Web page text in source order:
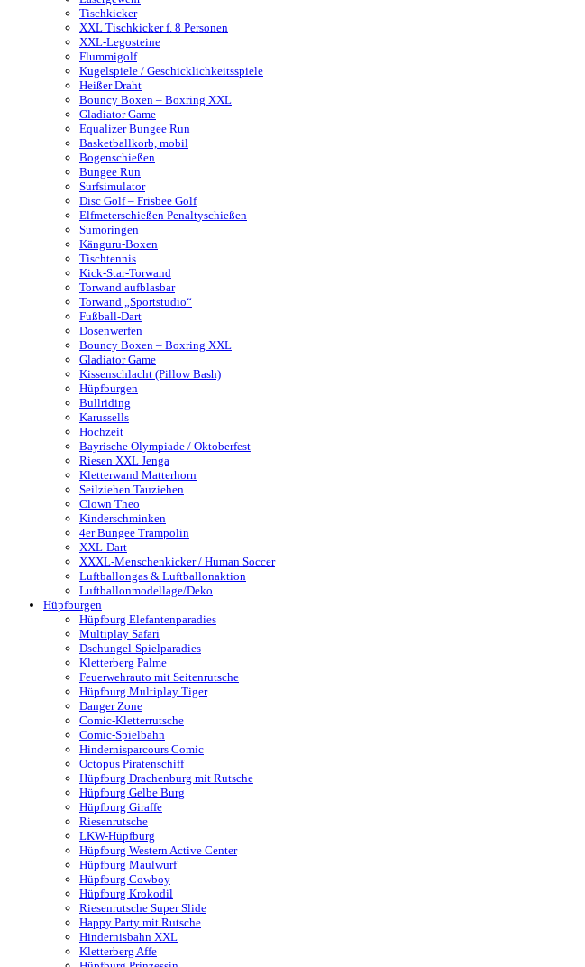
Tischkicker
XXL Tischkicker f. 8 Personen
XXL-Legosteine
Flummigolf
Kugelspiele / Geschicklichkeitsspiele
Heißer Draht
Bouncy Boxen – Boxring XXL
Gladiator Game
Equalizer Bungee Run
Basketballkorb, mobil
Bogenschießen
Bungee Run
Surfsimulator
Disc Golf – Frisbee Golf
Elfmeterschießen Penaltyschießen
Sumoringen
Känguru-Boxen
Tischtennis
Kick-Star-Torwand
Torwand aufblasbar
Torwand „Sportstudio“
Fußball-Dart
Dosenwerfen
Bouncy Boxen – Boxring XXL
Gladiator Game
Kissenschlacht (Pillow Bash)
Hüpfburgen
Bullriding
Karussells
Hochzeit
Bayrische Olympiade / Oktoberfest
Riesen XXL Jenga
Kletterwand Matterhorn
Seilziehen Tauziehen
Clown Theo
Kinderschminken
4er Bungee Trampolin
XXL-Dart
XXXL-Menschenkicker / Human Soccer
Luftballongas & Luftballonaktion
Luftballonmodellage/Deko
Hüpfburgen
Hüpfburg Elefantenparadies
Multiplay Safari
Dschungel-Spielparadies
Kletterberg Palme
Feuerwehrauto mit Seitenrutsche
Hüpfburg Multiplay Tiger
Danger Zone
Comic-Kletterrutsche
Comic-Spielbahn
Hindernisparcours Comic
Octopus Piratenschiff
Hüpfburg Drachenburg mit Rutsche
Hüpfburg Gelbe Burg
Hüpfburg Giraffe
Riesenrutsche
LKW-Hüpfburg
Hüpfburg Western Active Center
Hüpfburg Maulwurf
Hüpfburg Cowboy
Hüpfburg Krokodil
Riesenrutsche Super Slide
Happy Party mit Rutsche
Hindernisbahn XXL
Kletterberg Affe